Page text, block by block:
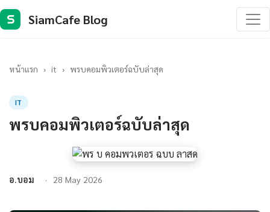
S SiamCafe Blog
หน้าแรก › it › พรบคอมพิวเตอร์ฉบับล่าสุด
IT
พรบคอมพิวเตอร์ฉบับล่าสุด
อ.บอม 28 May 2026